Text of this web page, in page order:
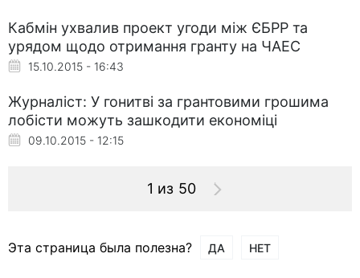
Кабмін ухвалив проект угоди між ЄБРР та
урядом щодо отримання гранту на ЧАЕС
15.10.2015 - 16:43
Журналіст: У гонитві за грантовими грошима
лобісти можуть зашкодити економіці
09.10.2015 - 12:15
1 из 50
Эта страница была полезна? ДА НЕТ